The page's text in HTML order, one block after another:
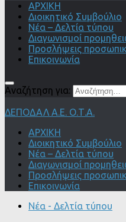
ΑΡΧΙΚΗ
Διοικητικό Συμβούλιο
Νέα – Δελτία τύπου
Διαγωνισμοί
Προσλήψεις
Επικοινωνία
Αναζήτηση για:
ΔΕΠΟΔΑΛ Α.Ε. Ο.Τ.Α.
ΑΡΧΙΚΗ
Διοικητικό Συμβούλιο
Νέα – Δελτία τύπου
Διαγωνισμοί
Προσλήψεις
Επικοινωνία
Νέα - Δελτία τύπου